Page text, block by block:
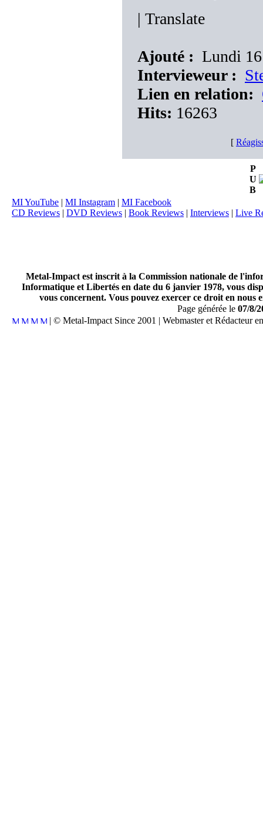
| Translate
Ajouté : Lundi
Intervieweur :
Lien en relation:
Hits: 16263
[
P
U
B
MI YouTube | MI Instagram | MI Facebook
CD Reviews | DVD Reviews | Book Reviews | Interviews | Live
Metal-Impact est inscrit à la Commission nationale de
Informatique et Libertés en date du 6 janvier 1978, vous
vous concernent. Vous pouvez exercer ce droit en
Page générée le 07/8/
| © Metal-Impact Since 2001 | Webmaster et Rédacteur